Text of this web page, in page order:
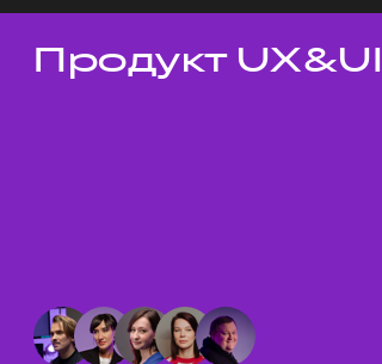
Темы докладов
Продукт UX&UI